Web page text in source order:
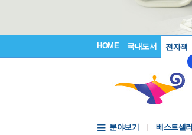
HOME 국내도서 전자책
분야보기 베스트셀러